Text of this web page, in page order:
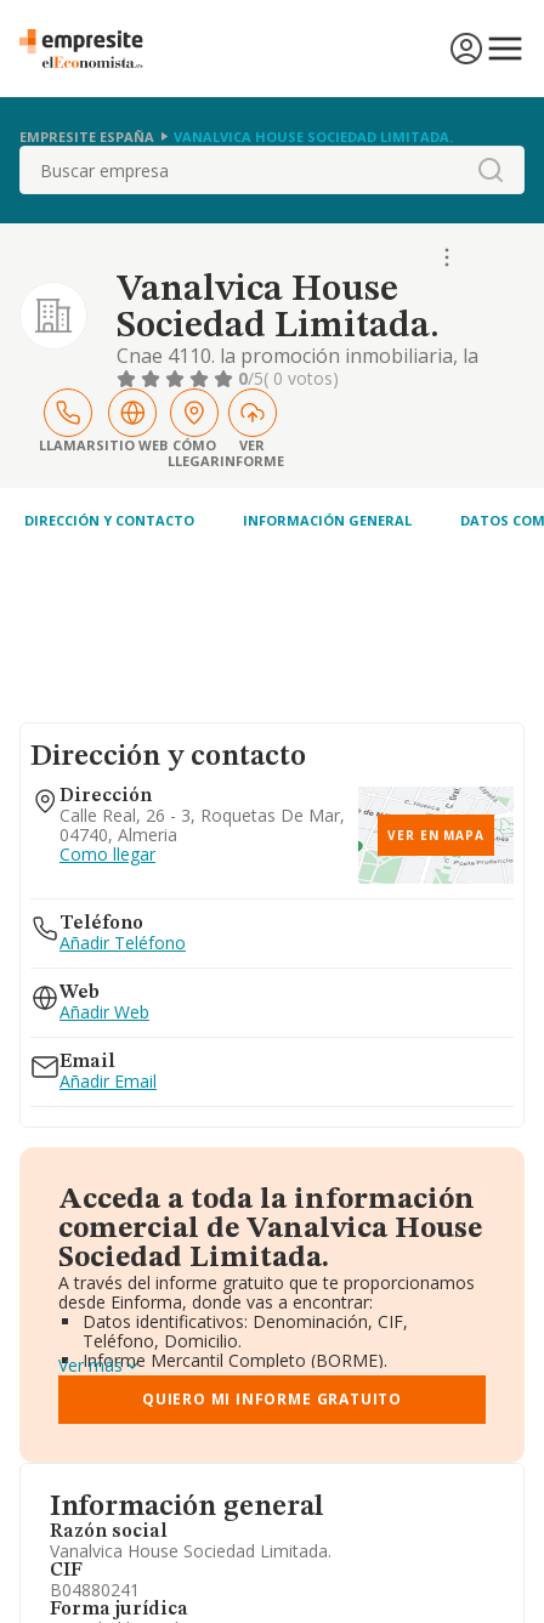
EMPRESITE ESPAÑA VANALVICA HOUSE SOCIEDAD LIMITADA.
Buscar
Vanalvica House
Sociedad Limitada.
Cnae 4110. la promoción inmobiliaria, la
compraventa de edificaciones urbana y
rústicas y las construcción de edificaciones.
también comprende el objeto social, la
explotación de establecimiento turísticos
0/5( 0 votos)
LLAMARSITIO WEB CÓMO
LLEGAR
VER
INFORME
DIRECCIÓN Y CONTACTO INFORMACIÓN GENERAL DATOS
Información general
Razón social
Vanalvica House Sociedad Limitada.
CIF
B04880241
Forma jurídica
Dirección y contacto
Dirección
Calle Real, 26 - 3, Roquetas De Mar,
04740, Almeria
Como llegar
VER EN MAPA
Teléfono
Añadir Teléfono
Web
Añadir Web
Email
Añadir Email
Acceda a toda la información
comercial de Vanalvica House
Sociedad Limitada.
A través del informe gratuito que te proporcionamos
desde Einforma, donde vas a encontrar:
Datos identificativos: Denominación, CIF,
Teléfono, Domicilio.
Informe Mercantil Completo (BORME).
Gráficos de Evolución Ventas y Empleados.
Consejo de Administración y Administradores.
Directivos y Ejecutivos.
Información oficial y registral complementaria.
Ver más
QUIERO MI INFORME GRATUITO